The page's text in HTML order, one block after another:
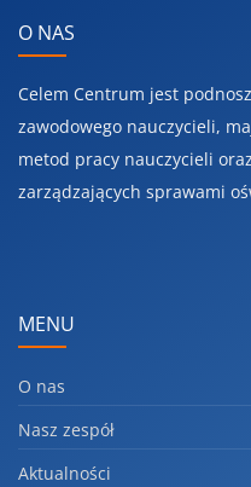
O NAS
Celem Centrum jest
zawodowego nauczycieli,
metod pracy nauczycieli
zarządzających sprawami
MENU
O nas
Nasz zespół
Aktualności